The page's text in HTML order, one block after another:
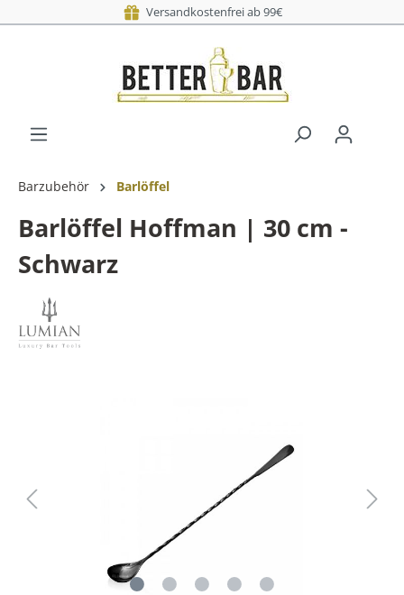
Versandkostenfrei ab 99€
Barzubehör Barlöffel
Barlöffel Hoffman | 30 cm -
Schwarz